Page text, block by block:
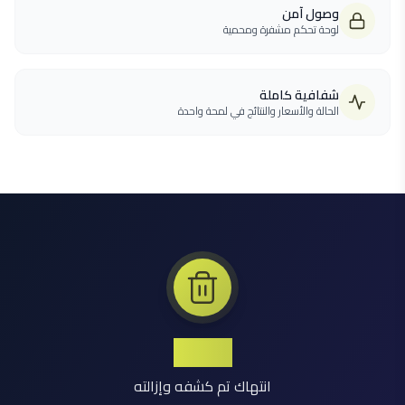
وصول آمن
لوحة تحكم مشفرة ومحمية
شفافية كاملة
الحالة والأسعار والنتائج في لمحة واحدة
+1.2M
انتهاك تم كشفه وإزالته